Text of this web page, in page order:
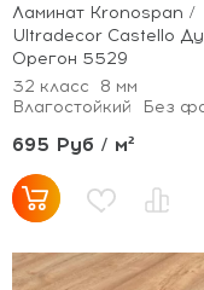
Ламинат Kronospan /
Ultradecor Castello
Орегон 5529
32 класс
8 мм
Влагостойкий
Без
695 Руб / м²